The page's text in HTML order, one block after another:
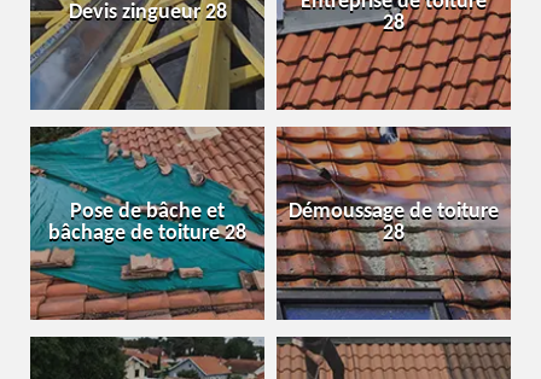
Devis zingueur 28
28
Pose de bâche et
bâchage de toiture 28
Démoussage de toiture
28